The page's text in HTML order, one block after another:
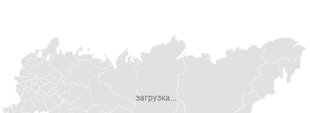
загрузка...